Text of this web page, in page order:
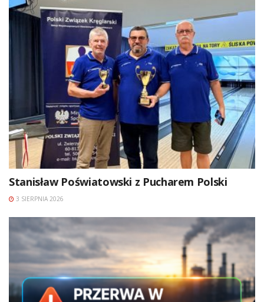
Stanisław Poświatowski z Pucharem Polski
3 SIERPNIA 2026